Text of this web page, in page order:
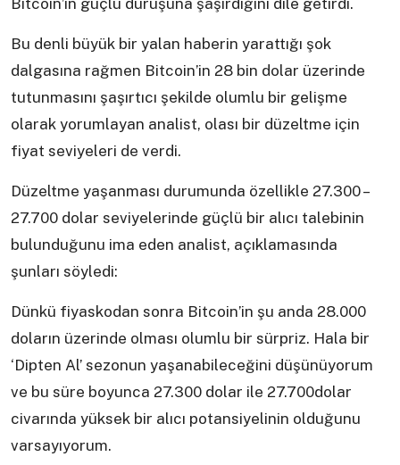
Bitcoin’in güçlü duruşuna şaşırdığını dile getirdi.
Bu denli büyük bir yalan haberin yarattığı şok
dalgasına rağmen Bitcoin’in 28 bin dolar üzerinde
tutunmasını şaşırtıcı şekilde olumlu bir gelişme
olarak yorumlayan analist, olası bir düzeltme için
fiyat seviyeleri de verdi.
Düzeltme yaşanması durumunda özellikle 27.300 –
27.700 dolar seviyelerinde güçlü bir alıcı talebinin
bulunduğunu ima eden analist, açıklamasında
şunları söyledi:
Dünkü fiyaskodan sonra Bitcoin’in şu anda 28.000
doların üzerinde olması olumlu bir sürpriz. Hala bir
‘Dipten Al’ sezonun yaşanabileceğini düşünüyorum
ve bu süre boyunca 27.300 dolar ile 27.700dolar
civarında yüksek bir alıcı potansiyelinin olduğunu
varsayıyorum.